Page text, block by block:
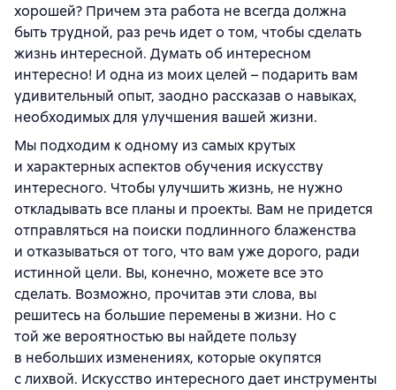
хорошей? Причем эта работа не всегда должна
быть трудной, раз речь идет о том, чтобы сделать
жизнь интересной. Думать об интересном
интересно! И одна из моих целей – подарить вам
удивительный опыт, заодно рассказав о навыках,
необходимых для улучшения вашей жизни.
Мы подходим к одному из самых крутых
и характерных аспектов обучения искусству
интересного. Чтобы улучшить жизнь, не нужно
откладывать все планы и проекты. Вам не придется
отправляться на поиски подлинного блаженства
и отказываться от того, что вам уже дорого, ради
истинной цели. Вы, конечно, можете все это
сделать. Возможно, прочитав эти слова, вы
решитесь на большие перемены в жизни. Но с
той же вероятностью вы найдете пользу
в небольших изменениях, которые окупятся
с лихвой. Искусство интересного дает инструменты